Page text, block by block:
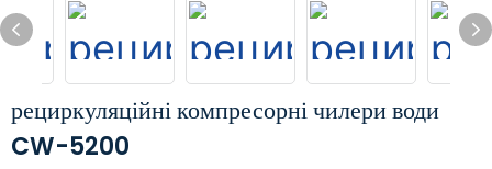
рециркуляційні компресорні чилери води
CW-5200